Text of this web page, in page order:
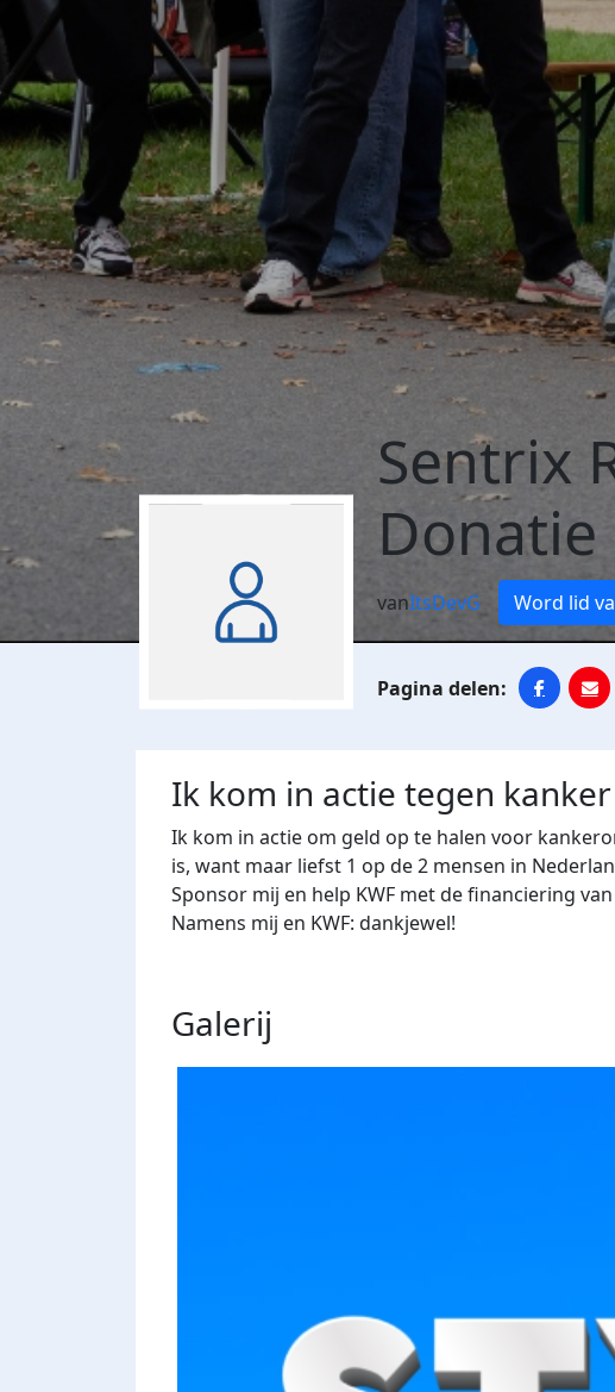
Sentrix
Donatie
vanItsDevG Word lid
Ik kom in actie tegen kanker
Ik kom in actie om geld op te halen voor
is, want maar liefst 1 op de 2 mensen in
Sponsor mij en help KWF met de financiering
Namens mij en KWF: dankjewel!
Galerij